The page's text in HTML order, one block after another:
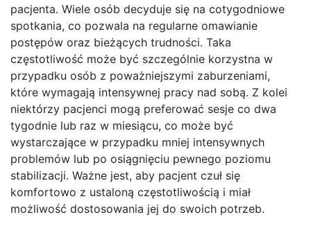
pacjenta. Wiele osób decyduje się na cotygodniowe
spotkania, co pozwala na regularne omawianie
postępów oraz bieżących trudności. Taka
częstotliwość może być szczególnie korzystna w
przypadku osób z poważniejszymi zaburzeniami,
które wymagają intensywnej pracy nad sobą. Z kolei
niektórzy pacjenci mogą preferować sesje co dwa
tygodnie lub raz w miesiącu, co może być
wystarczające w przypadku mniej intensywnych
problemów lub po osiągnięciu pewnego poziomu
stabilizacji. Ważne jest, aby pacjent czuł się
komfortowo z ustaloną częstotliwością i miał
możliwość dostosowania jej do swoich potrzeb.